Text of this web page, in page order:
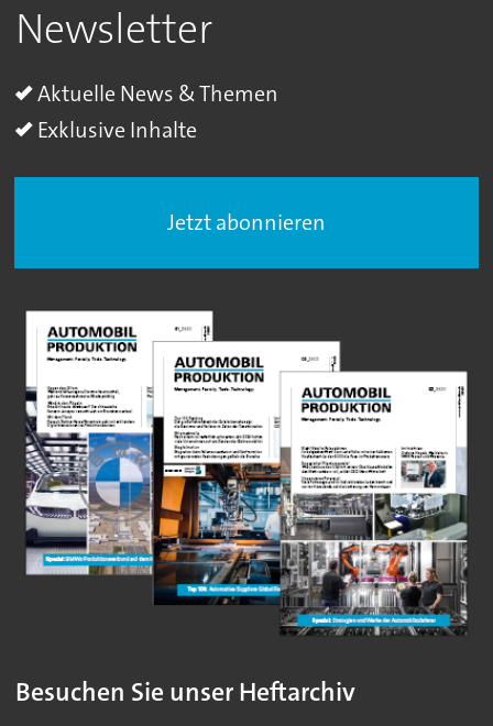
Newsletter
Aktuelle News & Themen
Exklusive Inhalte
Jetzt abonnieren
Besuchen Sie unser Heftarchiv